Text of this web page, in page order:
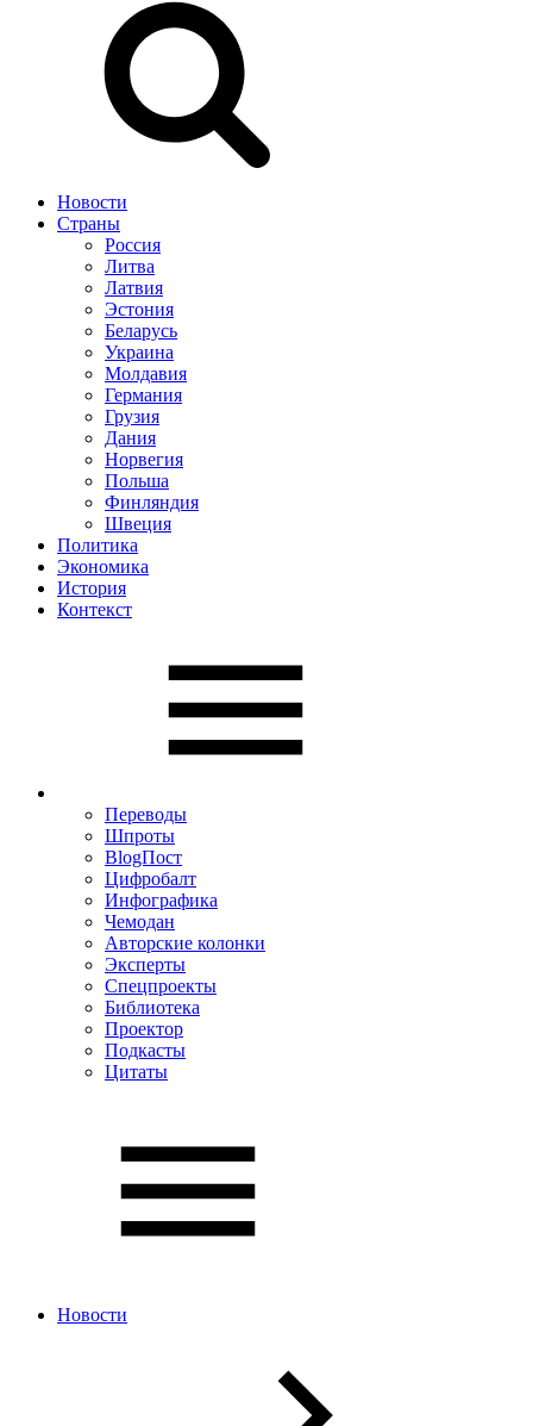
Новости
Страны
Россия
Литва
Латвия
Эстония
Беларусь
Украина
Молдавия
Германия
Грузия
Дания
Норвегия
Польша
Финляндия
Швеция
Политика
Экономика
История
Контекст
Переводы
Шпроты
BlogПост
Цифробалт
Инфографика
Чемодан
Авторские колонки
Эксперты
Спецпроекты
Библиотека
Проектор
Подкасты
Цитаты
Новости